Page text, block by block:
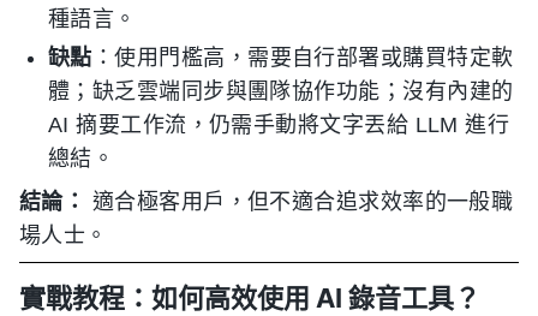
種語言。
缺點 ：使用門檻高，需要自行部署或購買特定軟
體；缺乏雲端同步與團隊協作功能；沒有內建的
AI 摘要工作流，仍需手動將文字丟給 LLM 進行
總結。
結論：
適合極客用戶，但不適合追求效率的一般職
場人士。
實戰教程：如何高效使用 AI 錄音工具？